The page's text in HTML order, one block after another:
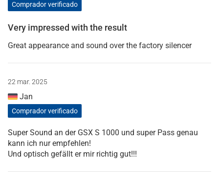
Comprador verificado
Very impressed with the result
Great appearance and sound over the factory silencer
22 mar. 2025
Jan
Comprador verificado
Super Sound an der GSX S 1000 und super Pass genau
kann ich nur empfehlen!
Und optisch gefällt er mir richtig gut!!!